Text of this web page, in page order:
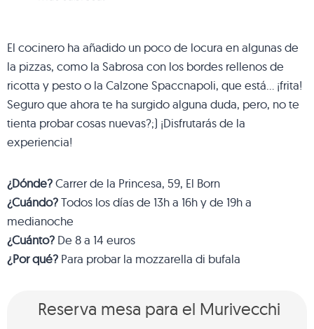
El cocinero ha añadido un poco de locura en algunas de
la pizzas, como la Sabrosa con los bordes rellenos de
ricotta y pesto o la Calzone Spaccnapoli, que está… ¡frita!
Seguro que ahora te ha surgido alguna duda, pero, no te
tienta probar cosas nuevas?;) ¡Disfrutarás de la
experiencia!
¿Dónde?Carrer de la Princesa, 59, El Born
¿Cuándo?Todos los días de 13h a 16h y de 19h a
medianoche
¿Cuánto? De 8 a 14 euros
¿Por qué? Para probar la mozzarella di bufala
Reserva mesa para el Murivecchi